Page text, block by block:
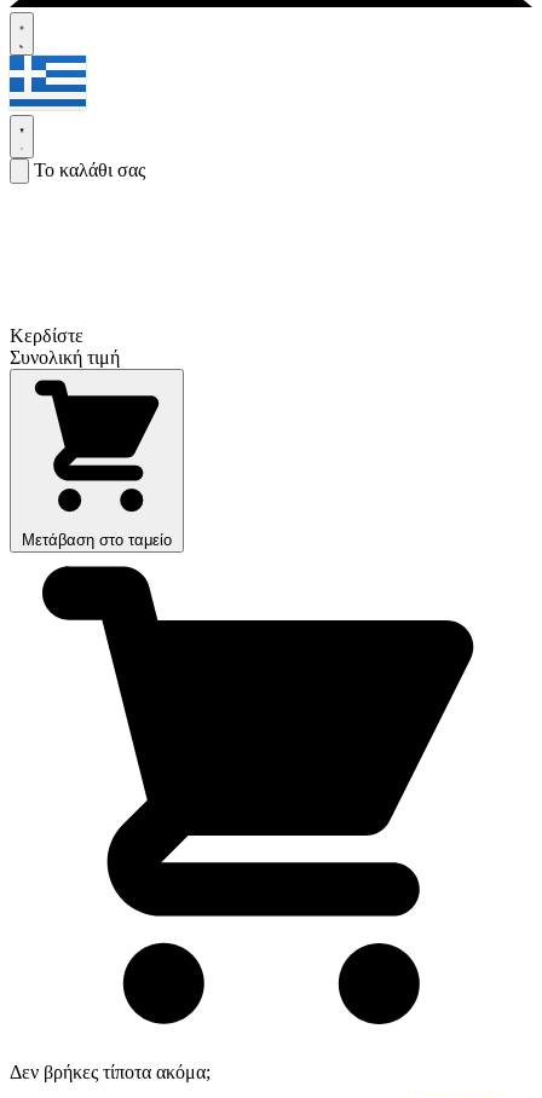
Το καλάθι σας
Κερδίστε
Συνολική τιμή
Μετάβαση στο ταμείο
Δεν βρήκες τίποτα ακόμα;